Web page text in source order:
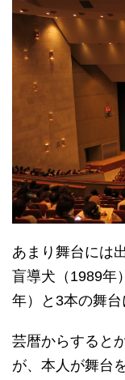
あまり舞台には
盲導犬（1989年
年）と3本の舞台
芸暦からすると
が、本人が舞台